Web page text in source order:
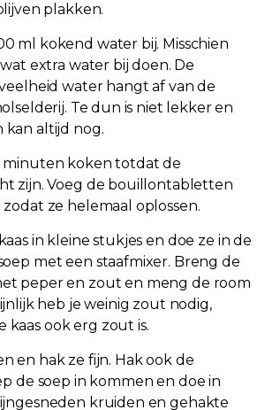
plakken.
ml kokend water bij. Misschien
extra water bij doen. De
water hangt af van de
Te dun is niet lekker en
altijd nog.
minuten koken totdat de
zijn. Voeg de bouillontabletten
ze helemaal oplossen.
in kleine stukjes en doe ze in de
met een staafmixer. Breng de
peper en zout en meng de room
heb je weinig zout nodig,
ook erg zout is.
en hak ze fijn. Hak ook de
de soep in kommen en doe in
kruiden en gehakte